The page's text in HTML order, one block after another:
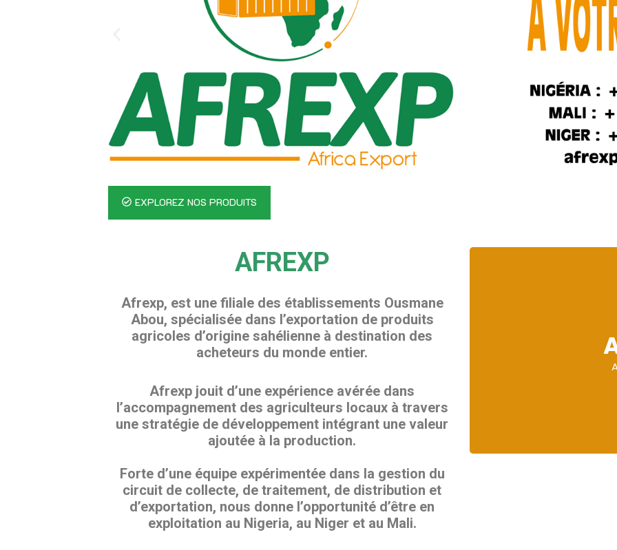
EXPLOREZ NOS PRODUITS
AFREXP
Afrexp, est une filiale des établissements Ousmane
Abou, spécialisée dans l’exportation de produits
agricoles d’origine sahélienne à destination des
acheteurs du monde entier.
Afrexp jouit d’une expérience avérée dans
l’accompagnement des agriculteurs locaux à travers
une stratégie de développement intégrant une valeur
ajoutée à la production.
Forte d’une équipe expérimentée dans la gestion du
circuit de collecte, de traitement, de distribution et
d’exportation, nous donne l’opportunité d’être en
exploitation au Nigeria, au Niger et au Mali.